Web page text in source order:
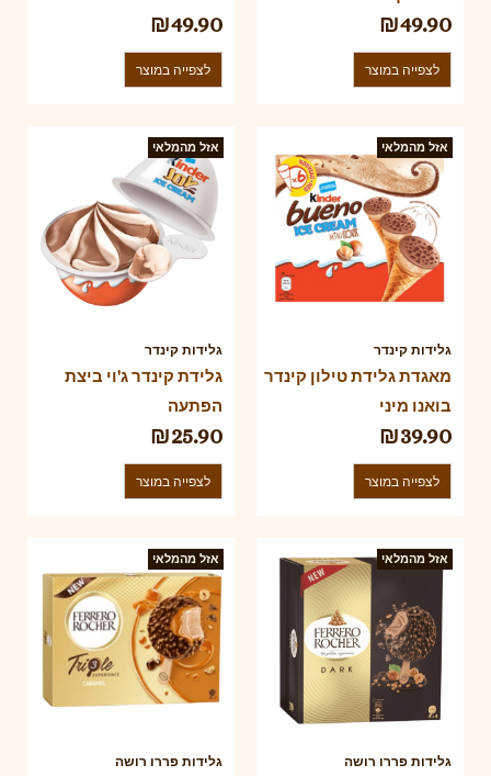
₪49.90
לצפייה במוצר
₪49.90
לצפייה במוצר
אזל מהמלאי
גלידות קינדר
גלידת קינדר ג'וי ביצת
הפתעה
₪25.90
לצפייה במוצר
אזל מהמלאי
גלידות קינדר
מאגדת גלידת טילון קינדר
בואנו מיני
₪39.90
לצפייה במוצר
אזל מהמלאי
גלידות פררו רושה
אזל מהמלאי
גלידות פררו רושה